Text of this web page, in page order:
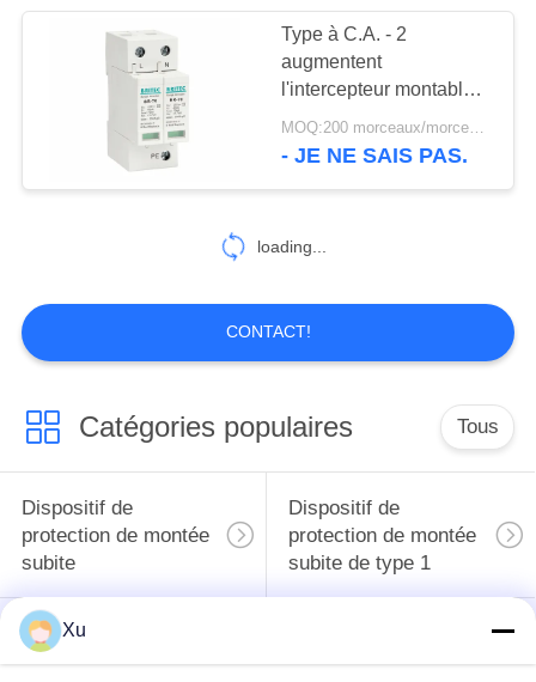
Type à C.A. - 2
augmentent
l'intercepteur montable
de montée subite de rail
du dispositif de
MOQ:200 morceaux/morceaux
- JE NE SAIS PAS.
loading...
CONTACT!
Catégories populaires Tous
Dispositif de
protection de montée
subite
Dispositif de
protection de montée
subite de type 1
Type - dispositif de
protection de 2
protection de montée
Xu